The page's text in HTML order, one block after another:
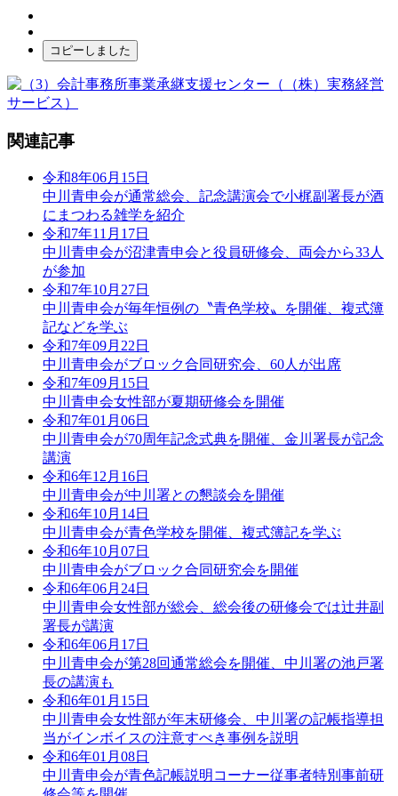
コピーしました
関連記事
令和8年06月15日
中川青申会が通常総会、記念講演会で小梶副署長が酒
にまつわる雑学を紹介
令和7年11月17日
中川青申会が沼津青申会と役員研修会、両会から33人
が参加
令和7年10月27日
中川青申会が毎年恒例の〝青色学校〟を開催、複式簿
記などを学ぶ
令和7年09月22日
中川青申会がブロック合同研究会、60人が出席
令和7年09月15日
中川青申会女性部が夏期研修会を開催
令和7年01月06日
中川青申会が70周年記念式典を開催、金川署長が記念
講演
令和6年12月16日
中川青申会が中川署との懇談会を開催
令和6年10月14日
中川青申会が青色学校を開催、複式簿記を学ぶ
令和6年10月07日
中川青申会がブロック合同研究会を開催
令和6年06月24日
中川青申会女性部が総会、総会後の研修会では辻井副
署長が講演
令和6年06月17日
中川青申会が第28回通常総会を開催、中川署の池戸署
長の講演も
令和6年01月15日
中川青申会女性部が年末研修会、中川署の記帳指導担
当がインボイスの注意すべき事例を説明
令和6年01月08日
中川青申会が青色記帳説明コーナー従事者特別事前研